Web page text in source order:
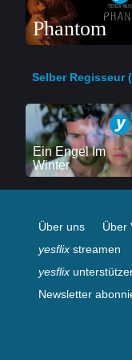
Phantom
Selber Regisseur
Ein Engel Im
Winter
Über uns Über
yesflix streamen
yesflix
Newsletter